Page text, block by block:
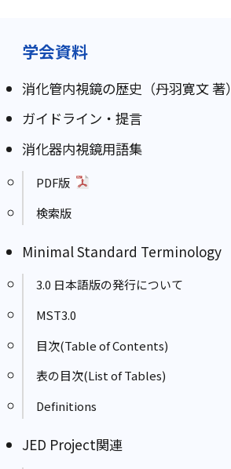
学会資料
消化管内視鏡の歴史（丹羽寛文 著）
ガイドライン・提言
消化器内視鏡用語集
PDF版
検索版
Minimal Standard Terminology
3.0 日本語版の発行について
MST3.0
目次(Table of Contents)
表の目次(List of Tables)
Definitions
JED Project関連